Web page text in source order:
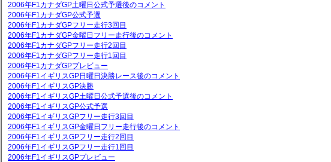
2006年F1カナダGP土曜日公式予選後のコメント
2006年F1カナダGP公式予選
2006年F1カナダGPフリー走行3回目
2006年F1カナダGP金曜日フリー走行後のコメント
2006年F1カナダGPフリー走行2回目
2006年F1カナダGPフリー走行1回目
2006年F1カナダGPプレビュー
2006年F1イギリスGP日曜日決勝レース後のコメント
2006年F1イギリスGP決勝
2006年F1イギリスGP土曜日公式予選後のコメント
2006年F1イギリスGP公式予選
2006年F1イギリスGPフリー走行3回目
2006年F1イギリスGP金曜日フリー走行後のコメント
2006年F1イギリスGPフリー走行2回目
2006年F1イギリスGPフリー走行1回目
2006年F1イギリスGPプレビュー